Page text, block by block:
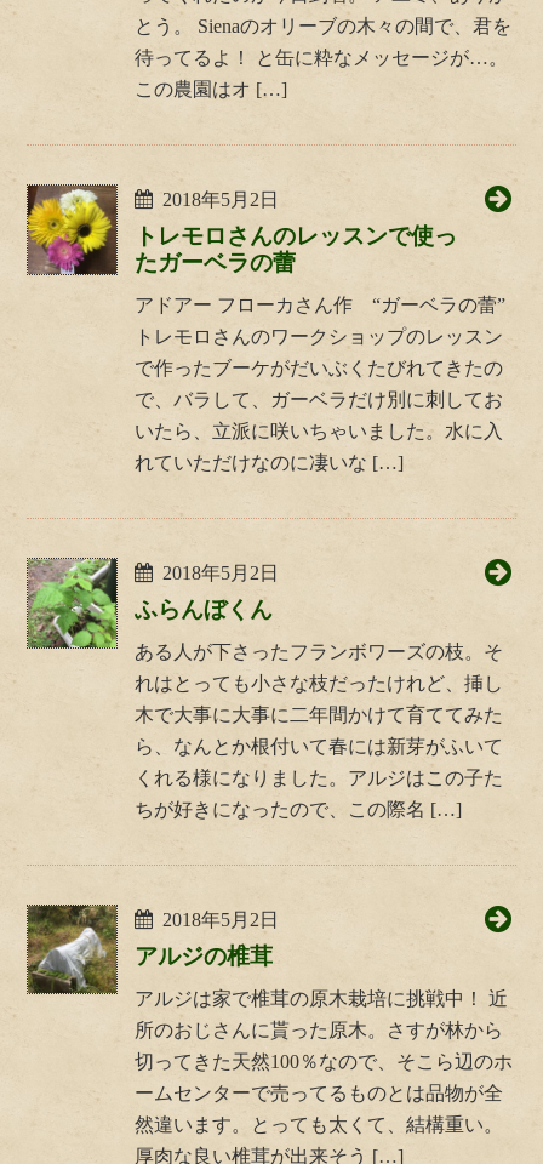
とう。 Sienaのオリーブの木々の間で、君を
待ってるよ！ と缶に粋なメッセージが…。
この農園はオ […]
2018年5月2日
トレモロさんのレッスンで使っ
たガーベラの蕾
アドアー フローカさん作 “ガーベラの蕾”
トレモロさんのワークショップのレッスン
で作ったブーケがだいぶくたびれてきたの
で、バラして、ガーベラだけ別に刺してお
いたら、立派に咲いちゃいました。水に入
れていただけなのに凄いな […]
2018年5月2日
ふらんぼくん
ある人が下さったフランボワーズの枝。そ
れはとっても小さな枝だったけれど、挿し
木で大事に大事に二年間かけて育ててみた
ら、なんとか根付いて春には新芽がふいて
くれる様になりました。アルジはこの子た
ちが好きになったので、この際名 […]
2018年5月2日
アルジの椎茸
アルジは家で椎茸の原木栽培に挑戦中！ 近
所のおじさんに貰った原木。さすが林から
切ってきた天然100％なので、そこら辺のホ
ームセンターで売ってるものとは品物が全
然違います。とっても太くて、結構重い。
厚肉な良い椎茸が出来そう […]